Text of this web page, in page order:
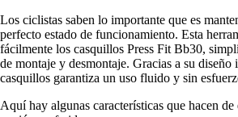
Los ciclistas saben lo importante que es
perfecto estado de funcionamiento. Esta
fácilmente los casquillos Press Fit Bb30,
de montaje y desmontaje. Gracias a su
casquillos garantiza un uso fluido y sin
Aquí hay algunas características que hacen de